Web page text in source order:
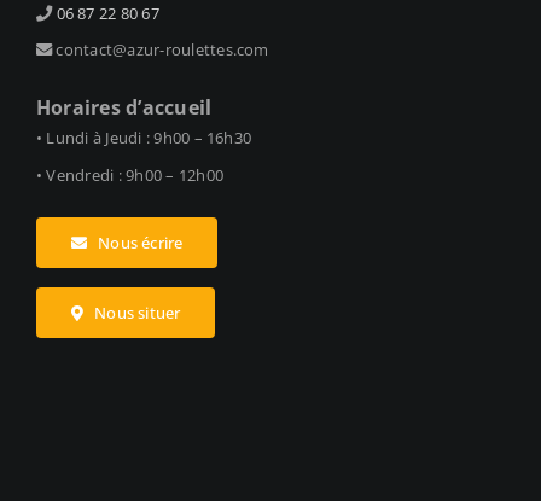
06 87 22 80 67
contact@azur-roulettes.com
Horaires d’accueil
• Lundi à Jeudi : 9h00 – 16h30
• Vendredi : 9h00 – 12h00
Nous écrire
Nous situer